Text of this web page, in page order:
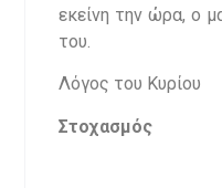
εκείνη την ώρα, ο
του.
Λόγος του Κυρίου
Στοχασμός